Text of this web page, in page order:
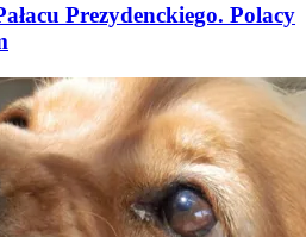
Prezydenckiego. Polacy